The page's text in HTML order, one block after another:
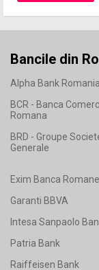
Bancile din
Alpha Bank Romania
BCR - Banca
Romana
BRD - Groupe
Generale
Exim Banca
Garanti BBVA
Intesa Sanpaolo
Patria Bank
Raiffeisen Bank